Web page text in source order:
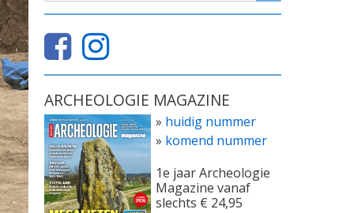
ARCHEOLOGIE MAGAZINE
» huidig nummer
» komend nummer
1e jaar Archeologie
Magazine vanaf
slechts € 24,95